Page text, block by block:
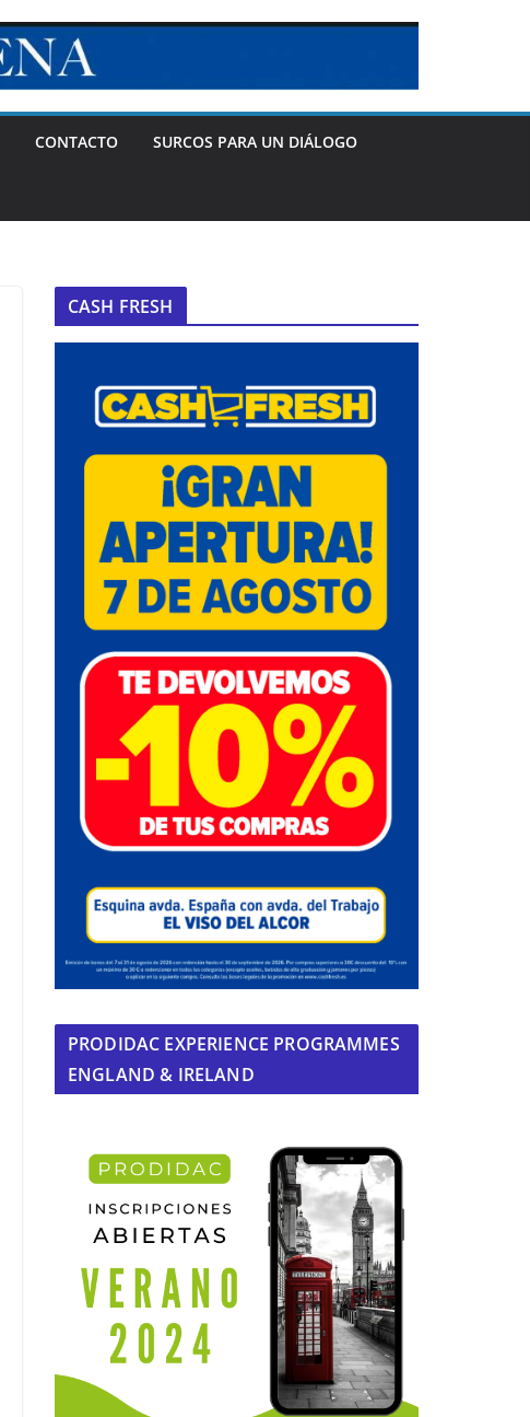
CONTACTO SURCOS PARA UN DIÁLOGO
CASH FRESH
PRODIDAC EXPERIENCE PROGRAMMES
ENGLAND & IRELAND